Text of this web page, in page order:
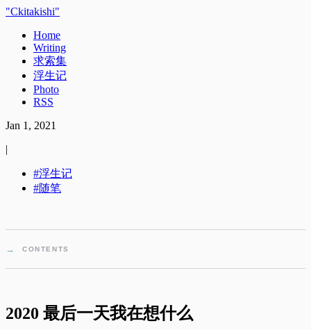
Ckitakishi
Home
Writing
求索集
浮生记
Photo
RSS
Jan 1, 2021
|
浮生记
随笔
CONTENTS
2020 最后一天我在想什么